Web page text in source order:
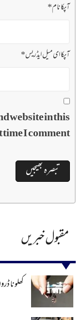
آپکا نام*
آپکا ای میل ایڈریس*
website in this
I comment.
مقبول خبریں
کھلونا